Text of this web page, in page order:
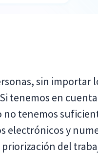
sin
tenemos en
no tenemos
electrónicos y
del